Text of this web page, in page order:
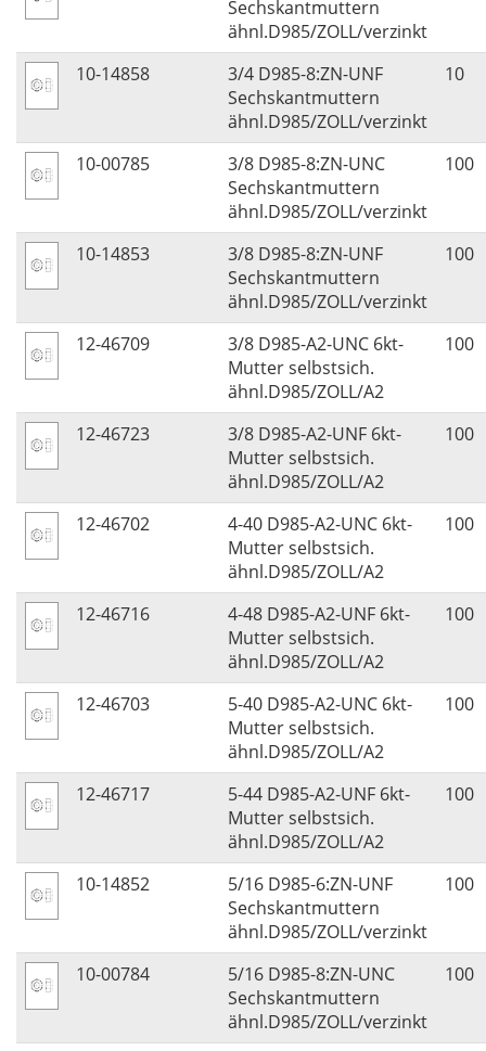
Sechskantmuttern
ähnl.D985/ZOLL/verzinkt
10-14858
3/4 D985-8:ZN-UNF
Sechskantmuttern
ähnl.D985/ZOLL/verzinkt
10
10-00785
3/8 D985-8:ZN-UNC
Sechskantmuttern
ähnl.D985/ZOLL/verzinkt
100
10-14853
3/8 D985-8:ZN-UNF
Sechskantmuttern
ähnl.D985/ZOLL/verzinkt
100
12-46709
3/8 D985-A2-UNC 6kt-
Mutter selbstsich.
ähnl.D985/ZOLL/A2
100
12-46723
3/8 D985-A2-UNF 6kt-
Mutter selbstsich.
ähnl.D985/ZOLL/A2
100
12-46702
4-40 D985-A2-UNC 6kt-
Mutter selbstsich.
ähnl.D985/ZOLL/A2
100
12-46716
4-48 D985-A2-UNF 6kt-
Mutter selbstsich.
ähnl.D985/ZOLL/A2
100
12-46703
5-40 D985-A2-UNC 6kt-
Mutter selbstsich.
ähnl.D985/ZOLL/A2
100
12-46717
5-44 D985-A2-UNF 6kt-
Mutter selbstsich.
ähnl.D985/ZOLL/A2
100
10-14852
5/16 D985-6:ZN-UNF
Sechskantmuttern
ähnl.D985/ZOLL/verzinkt
100
10-00784
5/16 D985-8:ZN-UNC
Sechskantmuttern
ähnl.D985/ZOLL/verzinkt
100